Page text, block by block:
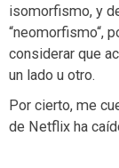
isomorfismo, y
“neomorfismo“,
considerar que
un lado u otro.
Por cierto, me
de Netflix ha